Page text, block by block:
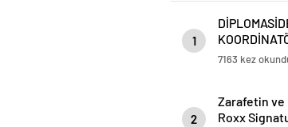
1
7163 kez
2
Zarafetin ve
Roxx